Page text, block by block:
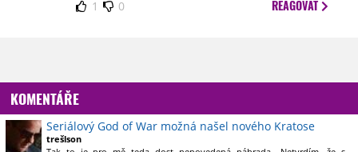
1
0 REAGOVAT
KOMENTÁŘE
Seriálový God of War možná našel nového Kratose
trešlson